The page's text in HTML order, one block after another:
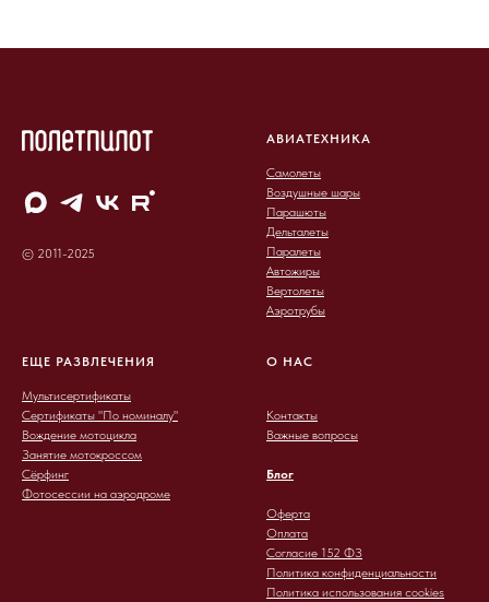
© 2011-2025
АВИАТЕХНИКА
Самолеты
Воздушные шары
Парашюты
Дельталеты
Паралеты
Автожиры
Вертолеты
Аэротрубы
ЕЩЕ РАЗВЛЕЧЕНИЯ
Мультисертификаты
Сертификаты "По номиналу"
Вождение мотоцикла
Занятие мотокроссом
Сёрфинг
Фотосессии на аэродроме
О НАС
Контакты
Важные вопросы
Блог
Оферта
Оплата
Согласие 152 ФЗ
Политика конфиденциальности
Политика использования cookies